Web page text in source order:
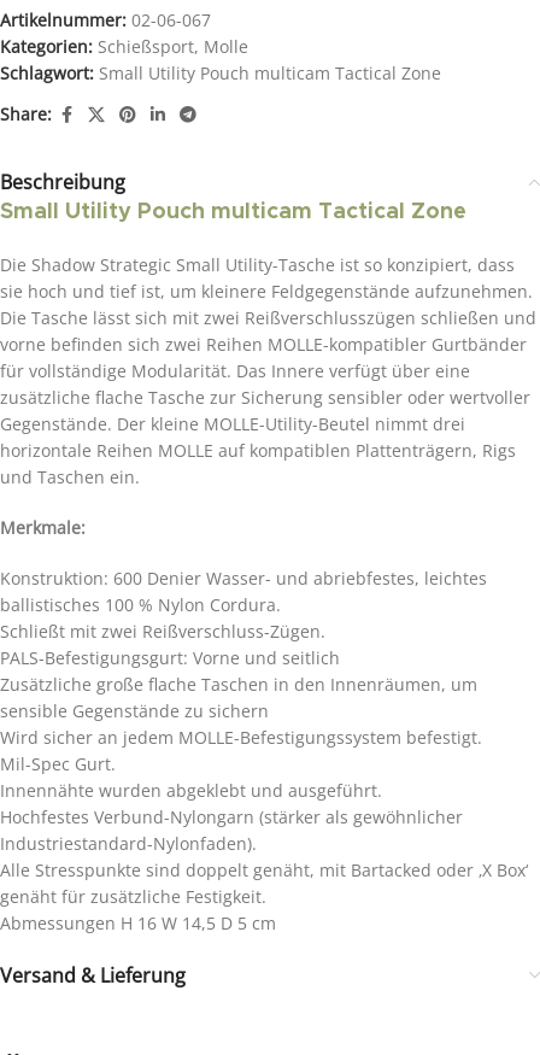
Artikelnummer: 02-06-067
Kategorien: Schießsport, Molle
Schlagwort: Small Utility Pouch multicam Tactical Zone
Share:
Beschreibung
Small Utility Pouch multicam Tactical Zone
Die Shadow Strategic Small Utility-Tasche ist so konzipiert, dass
sie hoch und tief ist, um kleinere Feldgegenstände aufzunehmen.
Die Tasche lässt sich mit zwei Reißverschlusszügen schließen und
vorne befinden sich zwei Reihen MOLLE-kompatibler Gurtbänder
für vollständige Modularität. Das Innere verfügt über eine
zusätzliche flache Tasche zur Sicherung sensibler oder wertvoller
Gegenstände. Der kleine MOLLE-Utility-Beutel nimmt drei
horizontale Reihen MOLLE auf kompatiblen Plattenträgern, Rigs
und Taschen ein.
Merkmale:
Konstruktion: 600 Denier Wasser- und abriebfestes, leichtes
ballistisches 100 % Nylon Cordura.
Schließt mit zwei Reißverschluss-Zügen.
PALS-Befestigungsgurt: Vorne und seitlich
Zusätzliche große flache Taschen in den Innenräumen, um
sensible Gegenstände zu sichern
Wird sicher an jedem MOLLE-Befestigungssystem befestigt.
Mil-Spec Gurt.
Innennähte wurden abgeklebt und ausgeführt.
Hochfestes Verbund-Nylongarn (stärker als gewöhnlicher
Industriestandard-Nylonfaden).
Alle Stresspunkte sind doppelt genäht, mit Bartacked oder ‚X Box‘
genäht für zusätzliche Festigkeit.
Abmessungen H 16 W 14,5 D 5 cm
Versand & Lieferung